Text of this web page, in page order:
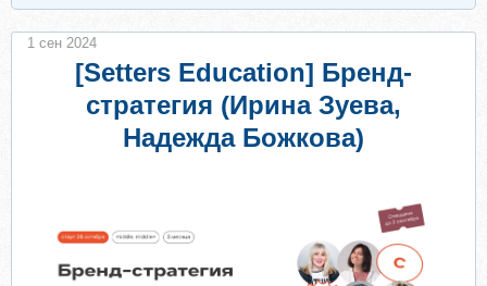
[Setters Education] Бренд-
стратегия (Ирина Зуева,
Надежда Божкова)
1 сен 2024